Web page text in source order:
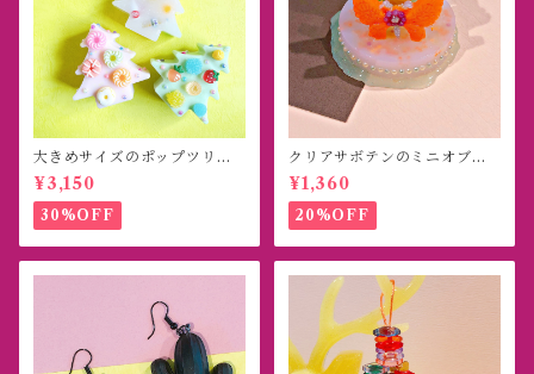
大きめサイズのポップツリー
オブジェ
¥3,150
30%OFF
クリアサボテンのミニオブジ
ェ
¥1,360
20%OFF